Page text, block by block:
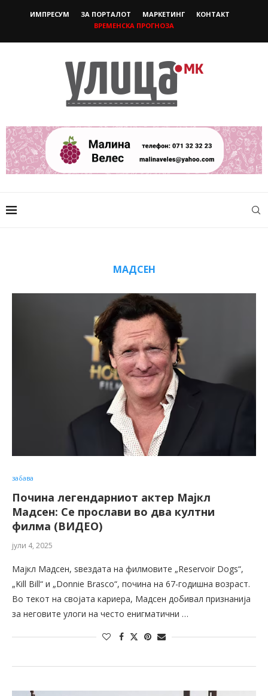
ИМПРЕСУМ ЗА ПОРТАЛОТ МАРКЕТИНГ
КОНТАКТ
ВРЕМЕНСКА ПРОГНОЗА
МАДСЕН
забава
Почина легендарниот актер Мајкл
Мадсен: Се прослави во два култни
филма (ВИДЕО)
јули 4, 2025
Мајкл Мадсен, ѕвездата на филмовите „Reservoir Dogs“,
„Kill Bill“ и „Donnie Brasco“, почина на 67-годишна возраст.
Во текот на својата кариера, Мадсен добивал признанија
за неговите улоги на често енигматични …